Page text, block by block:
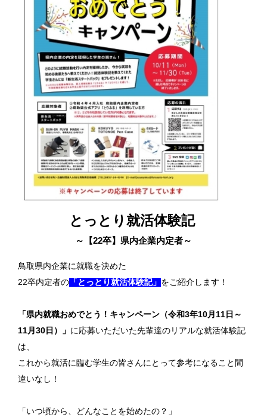
とっとり就活体験記
～【22卒】県内企業内定者～
鳥取県内企業に就職を決めた
22卒内定者の 「とっとり就活体験記」 をご紹介します！
「県内就職おめでとう！キャンペーン（令和3年10月11日～
11月30日）」 に応募いただいた先輩達のリアルな就活体験記
は、
これから就活に臨む学生の皆さんにとって参考になること間
違いなし！
「いつ頃から、どんなことを始めたの？」